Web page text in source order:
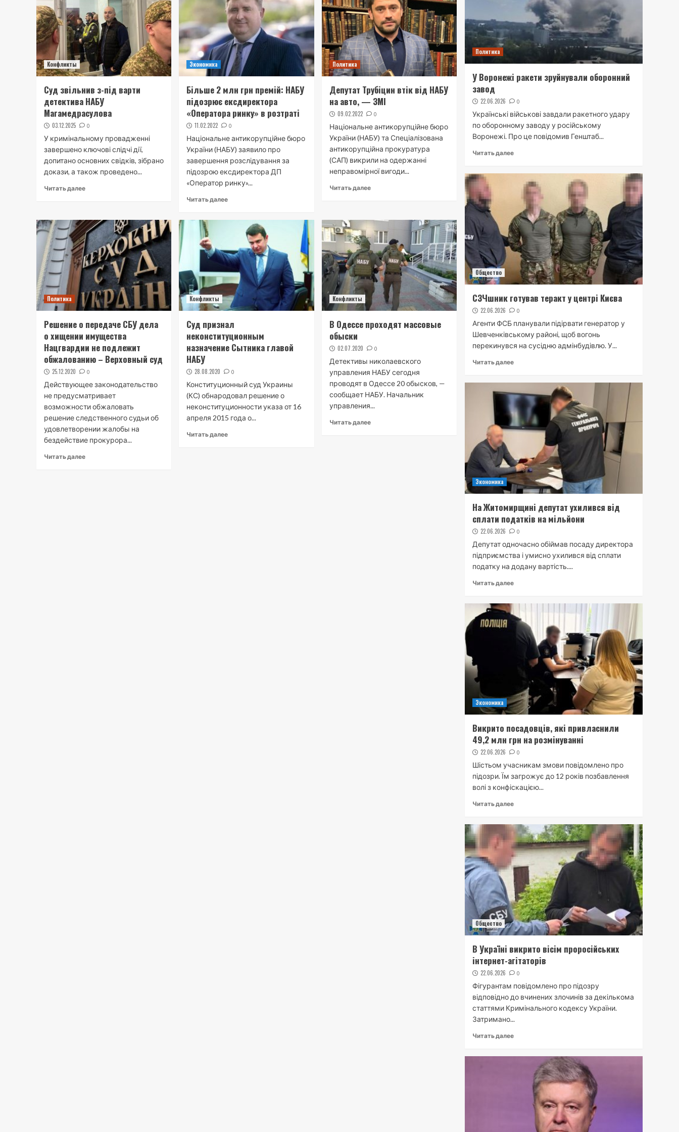
Конфликты
Суд звільнив з-під варти
детектива НАБУ
Магамедрасулова
03.12.2025 0
У кримінальному провадженні
завершено ключові слідчі дії,
допитано основних свідків, зібрано
докази, а також проведено...
Читать далее
Экономика
Більше 2 млн грн премій: НАБУ
підозрює ексдиректора
«Оператора ринку» в розтраті
11.02.2022 0
Національне антикорупційне бюро
України (НАБУ) заявило про
завершення розслідування за
підозрою ексдиректора ДП
«Оператор ринку»...
Читать далее
Политика
Депутат Трубіцин втік від НАБУ
на авто, — ЗМІ
09.02.2022 0
Національне антикорупційне бюро
України (НАБУ) та Спеціалізована
антикорупційна прокуратура
(САП) викрили на одержанні
неправомірної вигоди...
Читать далее
Политика
Решение о передаче СБУ дела
о хищении имущества
Нацгвардии не подлежит
обжалованию – Верховный суд
25.12.2020 0
Действующее законодательство
не предусматривает
возможности обжаловать
решение следственного судьи об
удовлетворении жалобы на
бездействие прокурора...
Читать далее
Конфликты
Суд признал
неконституционным
назначение Сытника главой
НАБУ
28.08.2020 0
Конституционный суд Украины
(КС) обнародовал решение о
неконституционности указа от 16
апреля 2015 года о...
Читать далее
Конфликты
В Одессе проходят массовые
обыски
02.07.2020 0
Детективы николаевского
управления НАБУ сегодня
проводят в Одессе 20 обысков, —
сообщает НАБУ. Начальник
управления...
Читать далее
Политика
У Воронежі ракети зруйнували оборонний
завод
22.06.2026 0
Українські військові завдали ракетного удару
по оборонному заводу у російському
Воронежі. Про це повідомив Генштаб...
Читать далее
Общество
СЗЧшник готував теракт у центрі Києва
22.06.2026 0
Агенти ФСБ планували підірвати генератор у
Шевченківському районі, щоб вогонь
перекинувся на сусідню адмінбудівлю. У...
Читать далее
Экономика
На Житомирщині депутат ухилився від
сплати податків на мільйони
22.06.2026 0
Депутат одночасно обіймав посаду директора
підприємства і умисно ухилився від сплати
податку на додану вартість....
Читать далее
Экономика
Викрито посадовців, які привласнили
49,2 млн грн на розмінуванні
22.06.2026 0
Шістьом учасникам змови повідомлено про
підозри. Їм загрожує до 12 років позбавлення
волі з конфіскацією...
Читать далее
Общество
В Україні викрито вісім проросійських
інтернет-агітаторів
22.06.2026 0
Фігурантам повідомлено про підозру
відповідно до вчинених злочинів за декількома
статтями Кримінального кодексу України.
Затримано...
Читать далее